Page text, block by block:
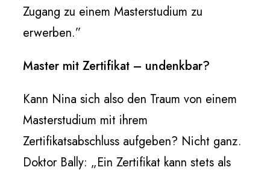
Zugang zu einem Masterstudium zu
erwerben.”
Master mit Zertifikat – undenkbar?
Kann Nina sich also den Traum von einem
Masterstudium mit ihrem
Zertifikatsabschluss aufgeben? Nicht ganz.
Doktor Bally: „Ein Zertifikat kann stets als